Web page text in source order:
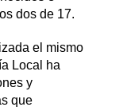
dos de 17.
el mismo
Local ha
y
que